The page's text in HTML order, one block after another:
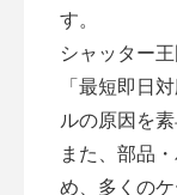
す。
シャッター
「最短即日
ルの原因を
また、部品
め、多くの